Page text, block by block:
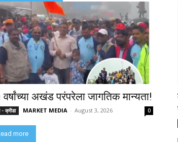
अखंड परंपरेला जागतिक मान्यता!
क्रीडा MARKET MEDIA - August 3, 2026 0
more